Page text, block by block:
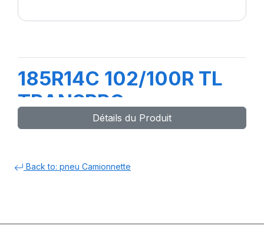
185R14C 102/100R TL
TRANSPRO
Détails du Produit
Back to: pneu Camionnette